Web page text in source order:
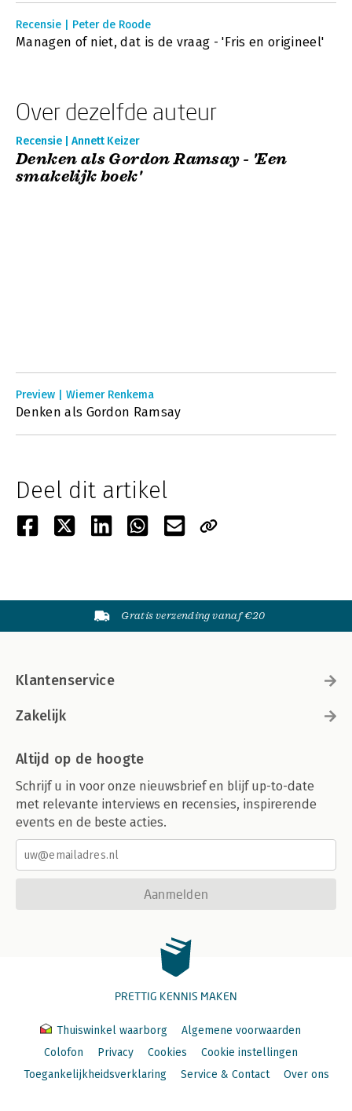
Recensie | Peter de Roode
Managen of niet, dat is de vraag - 'Fris en origineel'
Over dezelfde auteur
Recensie | Annett Keizer
Denken als Gordon Ramsay - 'Een
smakelijk boek'
Preview | Wiemer Renkema
Denken als Gordon Ramsay
Deel dit artikel
Gratis verzending vanaf €20
Klantenservice
Zakelijk
Altijd op de hoogte
Schrijf u in voor onze nieuwsbrief en blijf up-to-date
met relevante interviews en recensies, inspirerende
events en de beste acties.
Aanmelden
PRETTIG KENNIS MAKEN
Thuiswinkel waarborg
Algemene voorwaarden
Colofon
Privacy Cookies
Cookie instellingen
Toegankelijkheidsverklaring
Service & Contact Over ons